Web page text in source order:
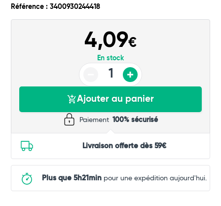
Commander
Référence : 3400930244418
4,09€
En stock
Ajouter au panier
Paiement 100% sécurisé
Livraison offerte dès 59€
Plus que 5h21min pour une expédition aujourd'hui.